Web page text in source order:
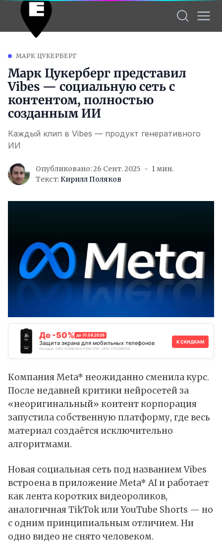
МАРК ЦУКЕРБЕРГ
Марк Цукерберг представил
Vibes — социальную сеть с
контентом, полностью
созданным ИИ
Каждый клип в Vibes — продукт генеративного
ИИ
Опубликовано: 26 Сент. 2025
1 мин.
Текст: Кирилл Поляков
До -50% до 31.08.2026
Защита экрана для мобильных телефонов
Реклама. ООО "АЛИБАБА.КОМ (РУ)", ИНН 7703380158
К СКИДКАМ
Компания Meta* неожиданно сменила курс.
После недавней критики нейросетей за
«неоригинальный» контент корпорация
запустила собственную платформу, где весь
материал создаётся исключительно
алгоритмами.
Новая социальная сеть под названием Vibes
встроена в приложение Meta* AI и работает
как лента коротких видеороликов,
аналогичная TikTok или YouTube Shorts — но
с одним принципиальным отличием. Ни
одно видео не снято человеком.